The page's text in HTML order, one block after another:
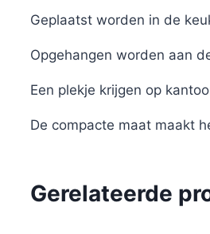
Geplaatst worden in de
Opgehangen worden aan
Een plekje krijgen op
De compacte maat maakt
Gerelateerde